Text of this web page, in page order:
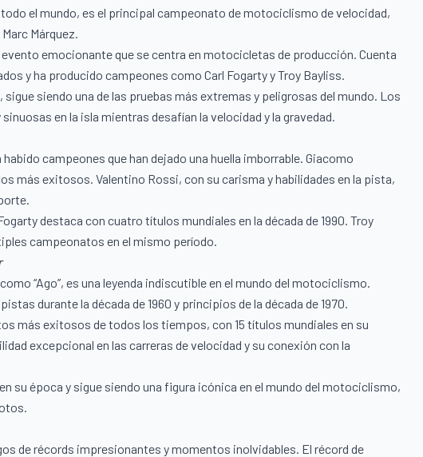
el mundo, es el principal campeonato de motociclismo de velocidad,
Márquez.
emocionante que se centra en motocicletas de producción. Cuenta
y ha producido campeones como Carl Fogarty y Troy Bayliss.
siendo una de las pruebas más extremas y peligrosas del mundo. Los
en la isla mientras desafían la velocidad y la gravedad.
habido campeones que han dejado una huella imborrable. Giacomo
más exitosos. Valentino Rossi, con su carisma y habilidades en la pista,
destaca con cuatro títulos mundiales en la década de 1990. Troy
campeonatos en el mismo período.
“Ago”, es una leyenda indiscutible en el mundo del motociclismo.
durante la década de 1960 y principios de la década de 1970.
más exitosos de todos los tiempos, con 15 títulos mundiales en su
excepcional en las carreras de velocidad y su conexión con la
su época y sigue siendo una figura icónica en el mundo del motociclismo,
de récords impresionantes y momentos inolvidables. El récord de